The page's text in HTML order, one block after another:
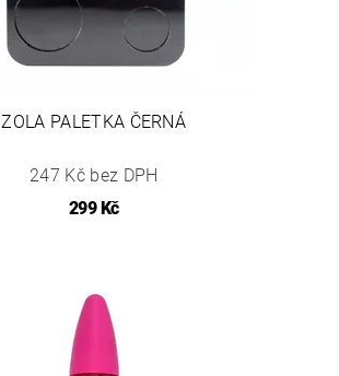
ZOLA PALETKA ČERNÁ
247 Kč bez DPH
299 Kč